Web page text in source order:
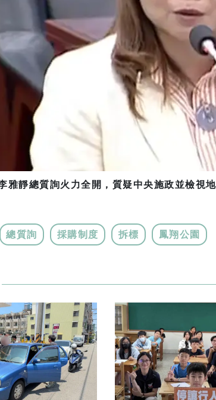
雅靜總質詢火力全開，質疑中央施政並檢視
總質詢 採購制度 拆標 鳳翔公園